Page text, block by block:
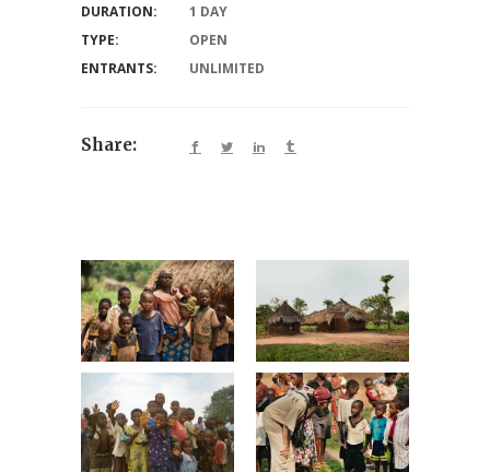
DURATION:
1 DAY
TYPE:
OPEN
ENTRANTS:
UNLIMITED
Share: